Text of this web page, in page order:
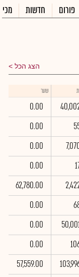
פורום חדשות
הצג הכל
שער
0.00
0.00
0.00
0.00
62,780.00
0.00
0.00
0.00
57,559.00